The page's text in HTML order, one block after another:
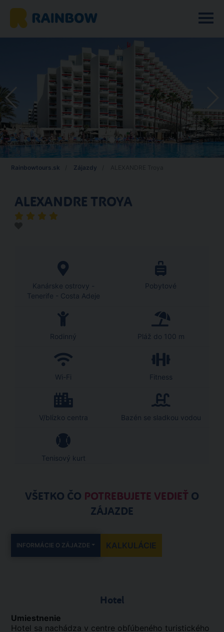
Rainbowtours.sk Zájazdy
ALEXANDRE TROYA
Kanárske ostrovy -
Tenerife - Costa Adeje
Pobytové
Rodinný Pláž do 100 m
Wi-Fi Fitness
V/blízko centra Bazén se sladkou vodou
Tenisový kurt
VŠETKO ČO POTREBUJETE VEDIEŤ O
ZÁJAZDE
INFORMÁCIE O ZÁJAZDE KALKULÁCIE
Hotel
Umiestnenie
Hotel sa nachádza v centre obľúbeného turistického